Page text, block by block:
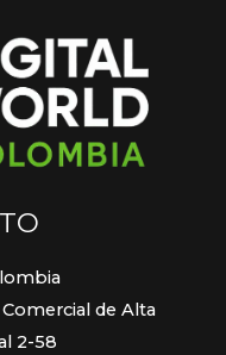
de Alta
2-58